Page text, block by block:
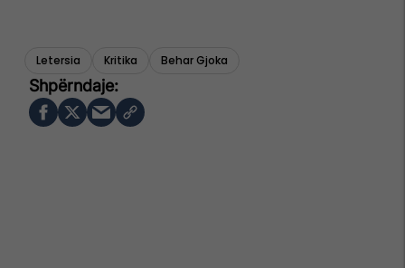
Letersia Kritika Behar Gjoka